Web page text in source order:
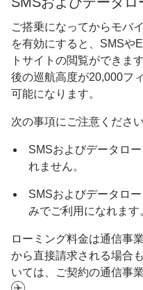
ご搭乗になってからモバ
を有効にすると、SMSや
トサイトの閲覧ができま
後の巡航高度が20,000フ
可能になります。
次の事項にご注意ください
SMSおよびデータロ
れません。
SMSおよびデータロ
みでご利用になれます
ローミング料金は通信事
から直接請求される場合
いては、ご契約の通信事